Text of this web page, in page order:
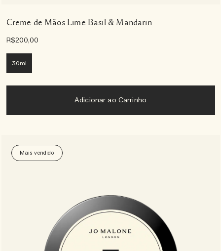
Creme de Mãos Lime Basil & Mandarin
R$200,00
30ml
Adicionar ao Carrinho
Mais vendido